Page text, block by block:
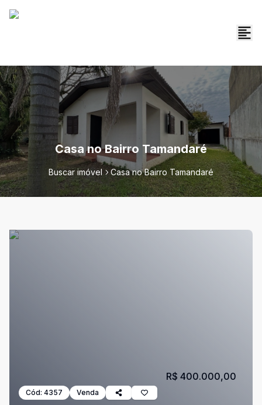
Casa no Bairro Tamandaré
Buscar imóvel Casa no Bairro Tamandaré
Cód: 4357 Venda
R$ 400.000,00